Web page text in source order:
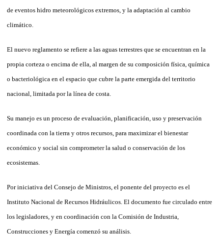
de eventos hidro meteorológicos extremos, y la adaptación al cambio
climático.
El nuevo reglamento se refiere a las aguas terrestres que se encuentran en la
propia corteza o encima de ella, al margen de su composición física, química
o bacteriológica en el espacio que cubre la parte emergida del territorio
nacional, limitada por la línea de costa.
Su manejo es un proceso de evaluación, planificación, uso y preservación
coordinada con la tierra y otros recursos, para maximizar el bienestar
económico y social sin comprometer la salud o conservación de los
ecosistemas.
Por iniciativa del Consejo de Ministros, el ponente del proyecto es el
Instituto Nacional de Recursos Hidráulicos. El documento fue circulado entre
los legisladores, y en coordinación con la Comisión de Industria,
Construcciones y Energía comenzó su análisis.